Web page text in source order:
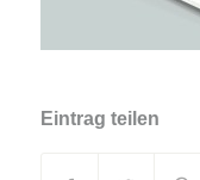
Eintrag teilen